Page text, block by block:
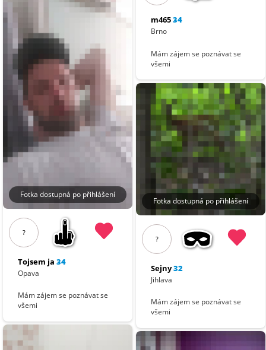
Fotka dostupná po přihlášení
?
Tojsem ja 34
Opava
Mám zájem se poznávat se
všemi
m46534
Brno
Mám zájem se poznávat se
všemi
Fotka dostupná po přihlášení
?
Sejny32
Jihlava
Mám zájem se poznávat se
všemi